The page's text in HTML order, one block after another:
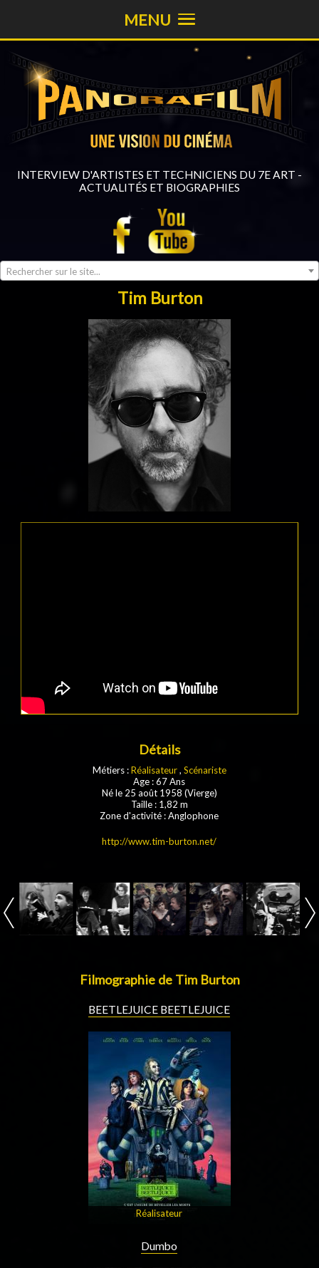
INTERVIEW D'ARTISTES ET TECHNICIENS DU 7E ART -
ACTUALITÉS ET BIOGRAPHIES
Rechercher sur le site...
MENU
Tim Burton
Détails
Métiers :Réalisateur, Scénariste
Age : 67 Ans
Né le 25 août 1958 (Vierge)
Taille : 1,82 m
Zone d'activité : Anglophone
http://www.tim-burton.net/
Filmographie de Tim Burton
BEETLEJUICE BEETLEJUICE
Réalisateur
Dumbo